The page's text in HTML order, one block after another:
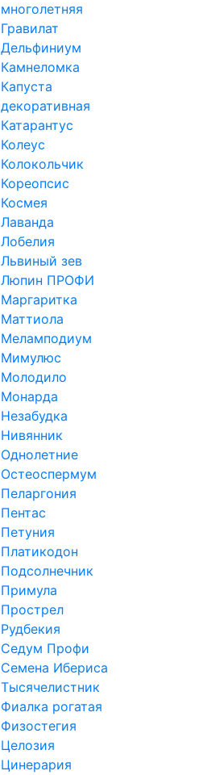
многолетняя
Гравилат
Дельфиниум
Камнеломка
Капуста
декоративная
Катарантус
Колеус
Колокольчик
Кореопсис
Космея
Лаванда
Лобелия
Львиный зев
Люпин ПРОФИ
Маргаритка
Маттиола
Меламподиум
Мимулюс
Молодило
Монарда
Незабудка
Нивянник
Однолетние
Остеоспермум
Пеларгония
Пентас
Петуния
Платикодон
Подсолнечник
Примула
Прострел
Рудбекия
Седум Профи
Семена Ибериса
Тысячелистник
Фиалка рогатая
Физостегия
Целозия
Цинерария